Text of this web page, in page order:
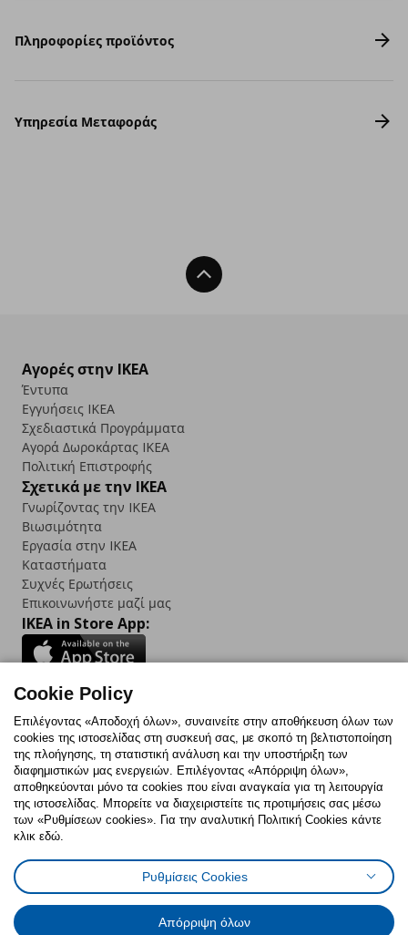
Πληροφορίες προϊόντος
Υπηρεσία Μεταφοράς
Back To Top
Αγορές στην IKEA
Έντυπα
Εγγυήσεις IKEA
Σχεδιαστικά Προγράμματα
Αγορά Δωρoκάρτας IKEA
Πολιτική Επιστροφής
Σχετικά με την IKEA
Γνωρίζοντας την IKEA
Βιωσιμότητα
Εργασία στην IKEA
Καταστήματα
Συχνές Ερωτήσεις
Επικοινωνήστε μαζί μας
IKEA in Store App:
Follow us:
FacebookInstagram
TikTokYoutubePinterestTwitter
Πολιτική CookiesΔήλωση ψηφιακής προσβασιμότητας
Ρυθμίσεις cookiesΌροι Χρήσης
Γενική Πολιτική Προσωπικών Δεδομένων
Πολιτική Προσωπικών Δεδομένων για ΙΚΕΑ.gr
Cookie Policy
Επιλέγοντας «Αποδοχή όλων», συναινείτε στην αποθήκευση όλων των
cookies της ιστοσελίδας στη συσκευή σας, με σκοπό τη βελτιστοποίηση
της πλοήγησης, τη στατιστική ανάλυση και την υποστήριξη των
διαφημιστικών μας ενεργειών. Επιλέγοντας «Απόρριψη όλων»,
αποθηκεύονται μόνο τα cookies που είναι αναγκαία για τη λειτουργία
της ιστοσελίδας. Μπορείτε να διαχειριστείτε τις προτιμήσεις σας μέσω
των «Ρυθμίσεων cookies». Για την αναλυτική Πολιτική Cookies κάντε
κλικ εδώ.
Ρυθμίσεις Cookies
Απόρριψη όλων